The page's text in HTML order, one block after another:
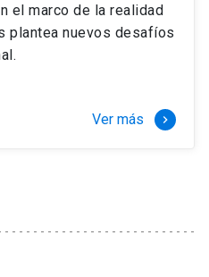
el marco de la realidad
plantea nuevos desafíos
Ver más keyboard_arrow_right